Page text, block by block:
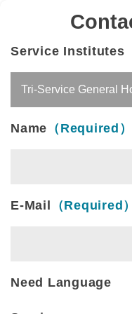
Service Institutes
Name （Required）
E-Mail （Required）
Need Language